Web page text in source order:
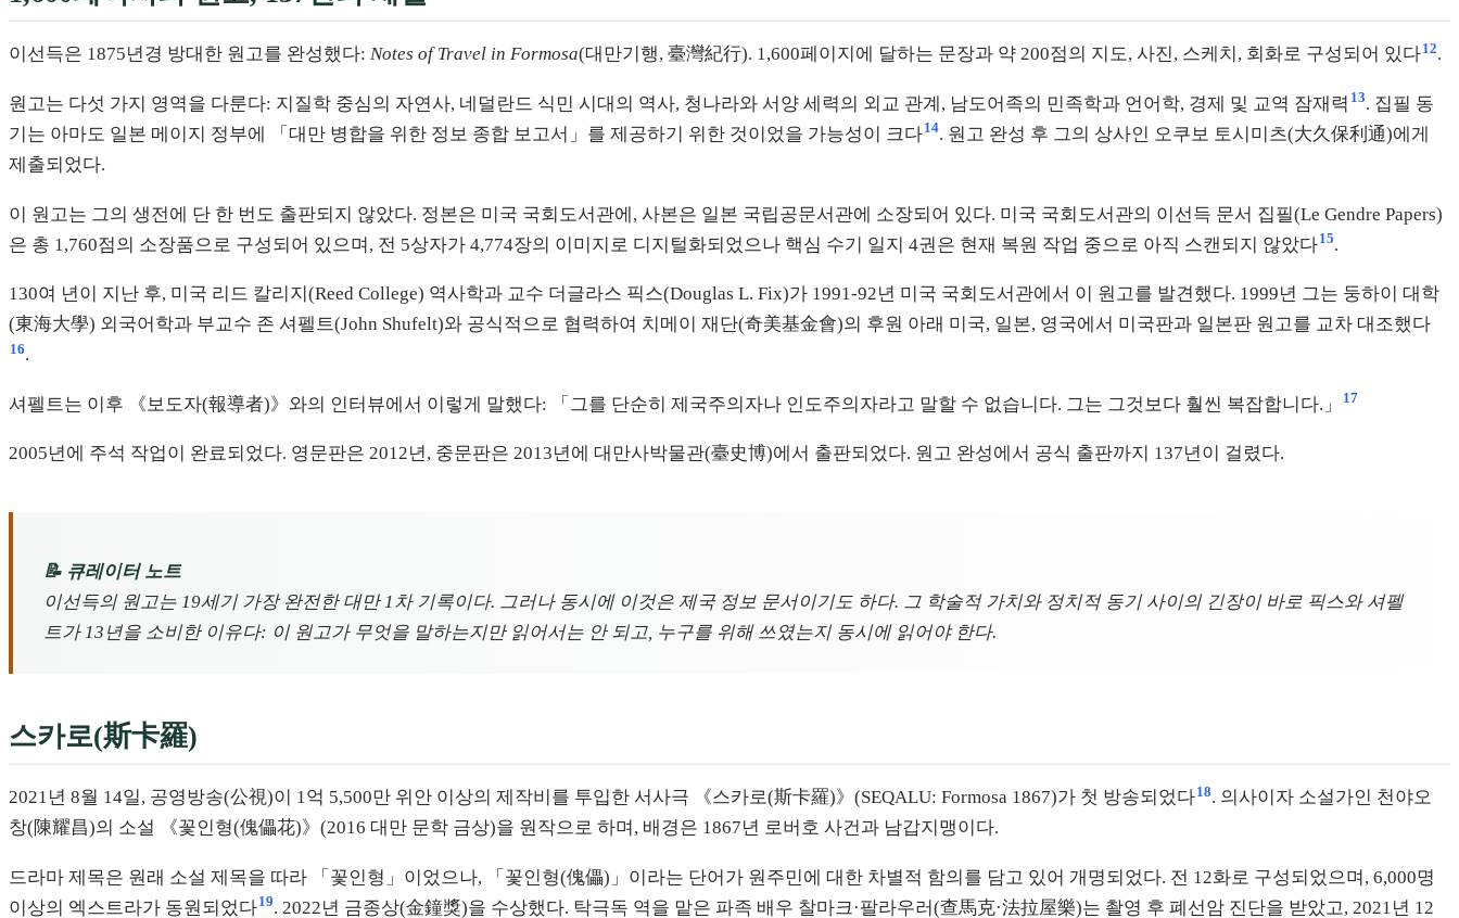
이선득은 1875년경 방대한 원고를 완성했다: Notes of Travel in Formosa(대만기행, 臺灣紀行). 1,600페이지에 달하는 문장과 약 200점의 지도, 사진, 스케치, 회화로 구성되어 있다12.
원고는 다섯 가지 영역을 다룬다: 지질학 중심의 자연사, 네덜란드 식민 시대의 역사, 청나라와 서양 세력의 외교 관계, 남도어족의 민족학과 언어학, 경제 및 교역 잠재력 13. 집필 동
기는 아마도 일본 메이지 정부에 「대만 병합을 위한 정보 종합 보고서」를 제공하기 위한 것이었을 가능성이 크다14. 원고 완성 후 그의 상사인 오쿠보 토시미츠(大久保利通)에게
제출되었다.
이 원고는 그의 생전에 단 한 번도 출판되지 않았다. 정본은 미국 국회도서관에, 사본은 일본 국립공문서관에 소장되어 있다. 미국 국회도서관의 이선득 문서 집필(Le Gendre Papers)
은 총 1,760점의 소장품으로 구성되어 있으며, 전 5상자가 4,774장의 이미지로 디지털화되었으나 핵심 수기 일지 4권은 현재 복원 작업 중으로 아직 스캔되지 않았다15.
130여 년이 지난 후, 미국 리드 칼리지(Reed College) 역사학과 교수 더글라스 픽스(Douglas L. Fix)가 1991-92년 미국 국회도서관에서 이 원고를 발견했다. 1999년 그는 둥하이 대학
(東海大學) 외국어학과 부교수 존 셔펠트(John Shufelt)와 공식적으로 협력하여 치메이 재단(奇美基金會)의 후원 아래 미국, 일본, 영국에서 미국판과 일본판 원고를 교차 대조했다
16.
셔펠트는 이후 《보도자(報導者)》와의 인터뷰에서 이렇게 말했다: 「그를 단순히 제국주의자나 인도주의자라고 말할 수 없습니다. 그는 그것보다 훨씬 복잡합니다.」 17
2005년에 주석 작업이 완료되었다. 영문판은 2012년, 중문판은 2013년에 대만사박물관(臺史博)에서 출판되었다. 원고 완성에서 공식 출판까지 137년이 걸렸다.
📝 큐레이터 노트
이선득의 원고는 19세기 가장 완전한 대만 1차 기록이다. 그러나 동시에 이것은 제국 정보 문서이기도 하다. 그 학술적 가치와 정치적 동기 사이의 긴장이 바로 픽스와 셔펠
트가 13년을 소비한 이유다: 이 원고가 무엇을 말하는지만 읽어서는 안 되고, 누구를 위해 쓰였는지 동시에 읽어야 한다.
스카로(斯卡羅)
2021년 8월 14일, 공영방송(公視)이 1억 5,500만 위안 이상의 제작비를 투입한 서사극 《스카로(斯卡羅)》(SEQALU: Formosa 1867)가 첫 방송되었다18. 의사이자 소설가인 천야오
창(陳耀昌)의 소설 《꽃인형(傀儡花)》(2016 대만 문학 금상)을 원작으로 하며, 배경은 1867년 로버호 사건과 남갑지맹이다.
드라마 제목은 원래 소설 제목을 따라 「꽃인형」이었으나, 「꽃인형(傀儡)」이라는 단어가 원주민에 대한 차별적 함의를 담고 있어 개명되었다. 전 12화로 구성되었으며, 6,000명
이상의 엑스트라가 동원되었다19. 2022년 금종상(金鐘獎)을 수상했다. 탁극독 역을 맡은 파족 배우 찰마크·팔라우러(查馬克·法拉屋樂)는 촬영 후 폐선암 진단을 받았고, 2021년 12